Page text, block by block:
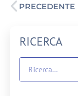
PRECEDENTE
RICERCA